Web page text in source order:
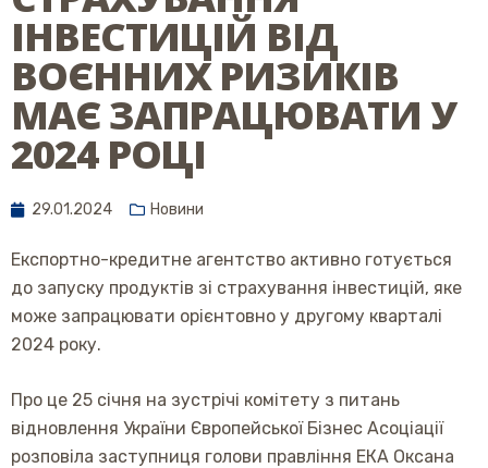
ІНВЕСТИЦІЙ ВІД
ВОЄННИХ РИЗИКІВ
МАЄ ЗАПРАЦЮВАТИ У
2024 РОЦІ
29.01.2024 Новини
Експортно-кредитне агентство активно готується
до запуску продуктів зі страхування інвестицій, яке
може запрацювати орієнтовно у другому кварталі
2024 року.
Про це 25 січня на зустрічі комітету з питань
відновлення України Європейської Бізнес Асоціації
розповіла заступниця голови правління ЕКА Оксана